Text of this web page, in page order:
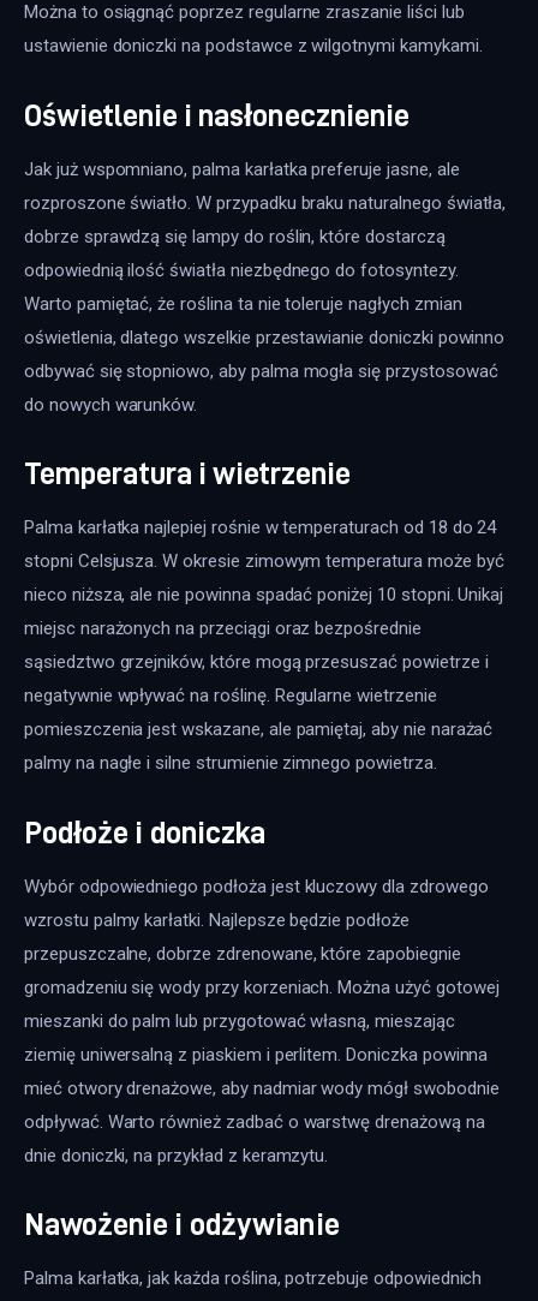
Można to osiągnąć poprzez regularne zraszanie liści lub
ustawienie doniczki na podstawce z wilgotnymi kamykami.
Oświetlenie i nasłonecznienie
Jak już wspomniano, palma karłatka preferuje jasne, ale
rozproszone światło. W przypadku braku naturalnego światła,
dobrze sprawdzą się lampy do roślin, które dostarczą
odpowiednią ilość światła niezbędnego do fotosyntezy.
Warto pamiętać, że roślina ta nie toleruje nagłych zmian
oświetlenia, dlatego wszelkie przestawianie doniczki powinno
odbywać się stopniowo, aby palma mogła się przystosować
do nowych warunków.
Temperatura i wietrzenie
Palma karłatka najlepiej rośnie w temperaturach od 18 do 24
stopni Celsjusza. W okresie zimowym temperatura może być
nieco niższa, ale nie powinna spadać poniżej 10 stopni. Unikaj
miejsc narażonych na przeciągi oraz bezpośrednie
sąsiedztwo grzejników, które mogą przesuszać powietrze i
negatywnie wpływać na roślinę. Regularne wietrzenie
pomieszczenia jest wskazane, ale pamiętaj, aby nie narażać
palmy na nagłe i silne strumienie zimnego powietrza.
Podłoże i doniczka
Wybór odpowiedniego podłoża jest kluczowy dla zdrowego
wzrostu palmy karłatki. Najlepsze będzie podłoże
przepuszczalne, dobrze zdrenowane, które zapobiegnie
gromadzeniu się wody przy korzeniach. Można użyć gotowej
mieszanki do palm lub przygotować własną, mieszając
ziemię uniwersalną z piaskiem i perlitem. Doniczka powinna
mieć otwory drenażowe, aby nadmiar wody mógł swobodnie
odpływać. Warto również zadbać o warstwę drenażową na
dnie doniczki, na przykład z keramzytu.
Nawożenie i odżywianie
Palma karłatka, jak każda roślina, potrzebuje odpowiednich